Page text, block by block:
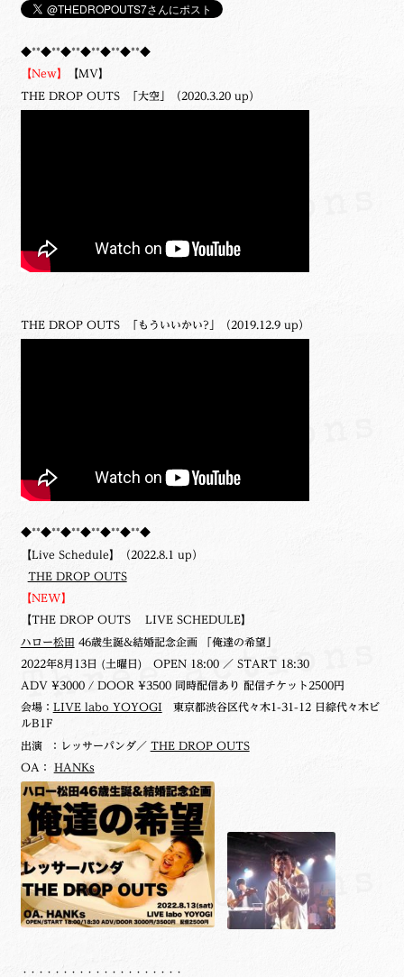
◆**◆**◆**◆**◆**◆**◆
【New】 【MV】
THE DROP OUTS 「大空」（2020.3.20 up）
THE DROP OUTS 「もういいかい?」（2019.12.9 up）
◆**◆**◆**◆**◆**◆**◆
【Live Schedule】（2022.8.1 up）
THE DROP OUTS
【NEW】
【THE DROP OUTS LIVE SCHEDULE】
ハロー松田 46歳生誕&結婚記念企画 「俺達の希望」
2022年8月13日 (土曜日) OPEN 18:00 ／ START 18:30
ADV ¥3000 / DOOR ¥3500 同時配信あり 配信チケット2500円
会場： LIVE labo YOYOGI
東京都渋谷区代々木1-31-12 日綜代々木ビ
ルB1F
出演 ：レッサーパンダ／ THE DROP OUTS
OA： HANKs
・・・・・・・・・・・・・・・・・・・・